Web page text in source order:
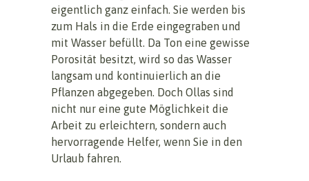
eigentlich ganz einfach. Sie werden bis
zum Hals in die Erde eingegraben und
mit Wasser befüllt. Da Ton eine gewisse
Porosität besitzt, wird so das Wasser
langsam und kontinuierlich an die
Pflanzen abgegeben. Doch Ollas sind
nicht nur eine gute Möglichkeit die
Arbeit zu erleichtern, sondern auch
hervorragende Helfer, wenn Sie in den
Urlaub fahren.